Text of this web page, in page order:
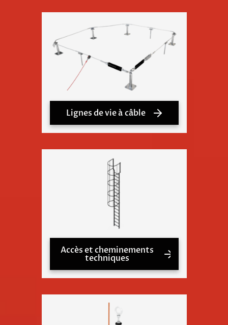
Lignes de vie à câble
Accès et cheminements
techniques